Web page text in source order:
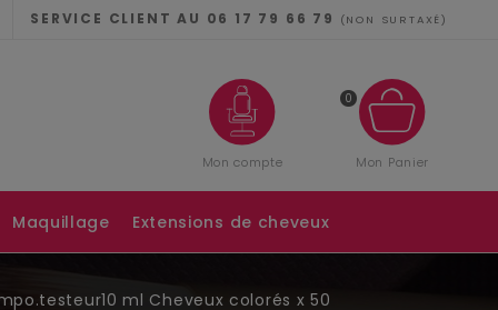
SERVICE CLIENT AU 06 17 79 66 79 (NON SURTAXÉ)
0
Mon Panier
Mon compte
Maquillage Extensions de cheveux
ml Cheveux colorés x 50